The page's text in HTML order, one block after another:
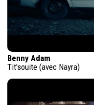
Benny Adam
Tit'souite (avec Nayra)